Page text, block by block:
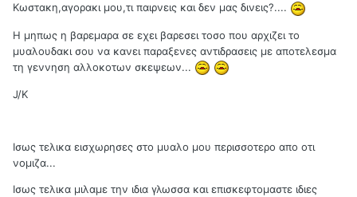
Κωστακη,αγορακι μου,τι παιρνεις και δεν μας δινεις?....
Η μηπως η βαρεμαρα σε εχει βαρεσει τοσο που αρχιζει το
μυαλουδακι σου να κανει παραξενες αντιδρασεις με αποτελεσμα
τη γεννηση αλλοκοτων σκεψεων...
J/K
Ισως τελικα εισχωρησες στο μυαλο μου περισσοτερο απο οτι
νομιζα...
Ισως τελικα μιλαμε την ιδια γλωσσα και επισκεφτομαστε ιδιες